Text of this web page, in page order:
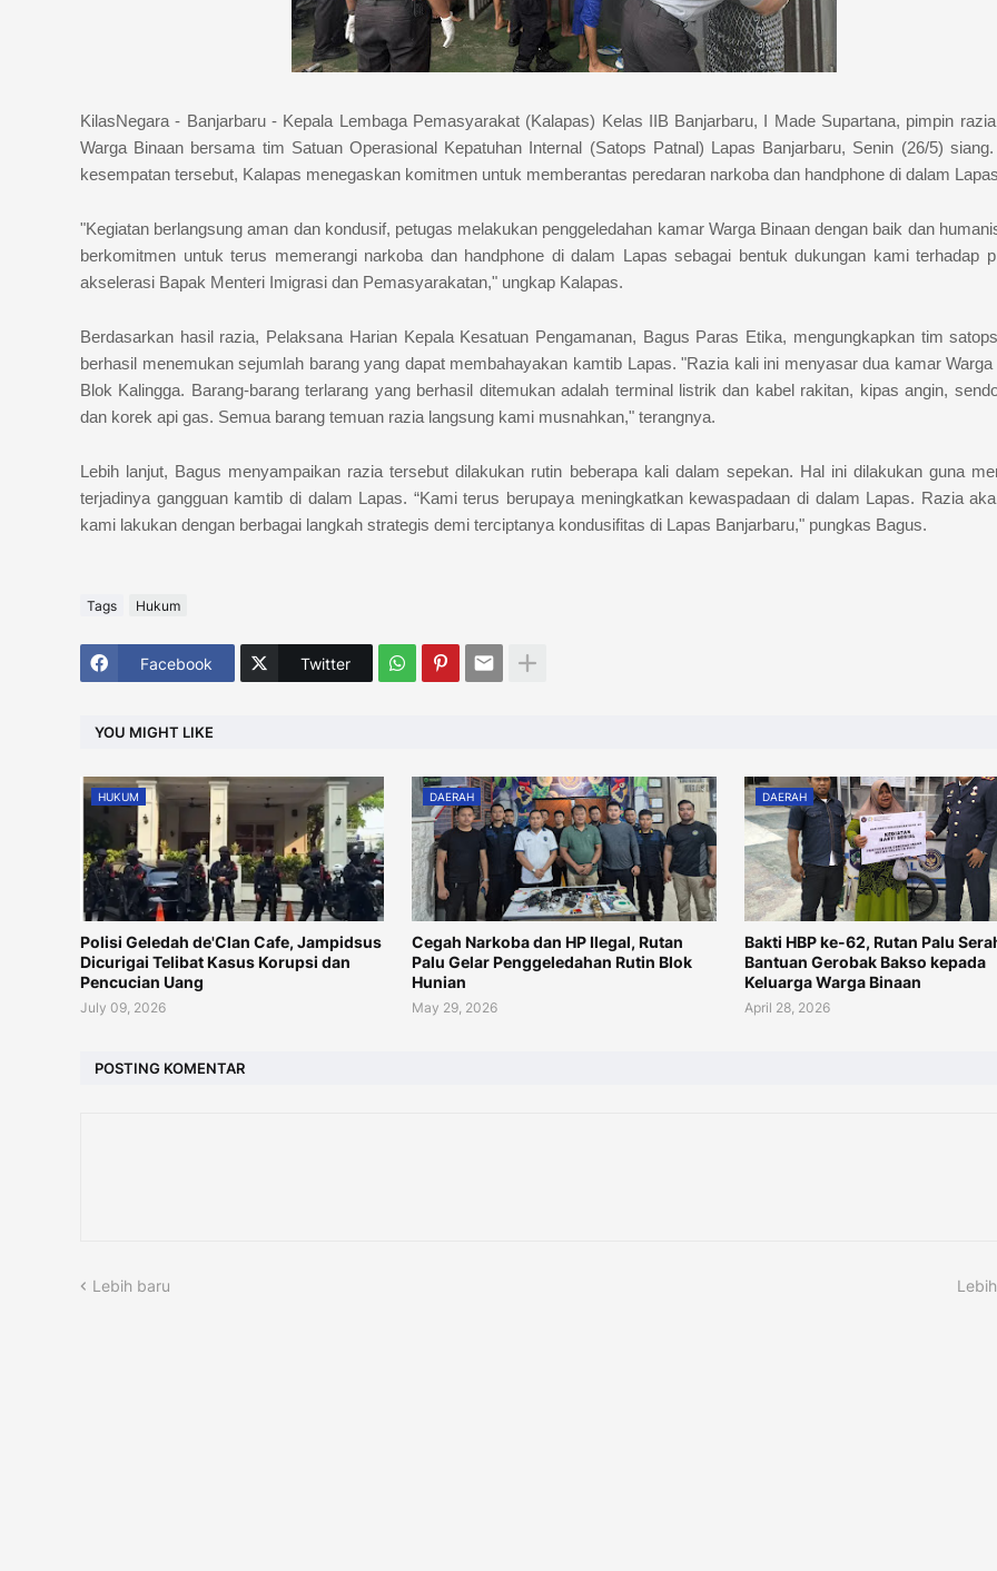
KilasNegara - Banjarbaru - Kepala Lembaga Pemasyarakat (Kalapas) Kelas IIB Banjarbaru, I Made Supartana, pimpin
Warga Binaan bersama tim Satuan Operasional Kepatuhan Internal (Satops Patnal) Lapas Banjarbaru, Senin (26/5)
kesempatan tersebut, Kalapas menegaskan komitmen untuk memberantas peredaran narkoba dan handphone di dalam
"Kegiatan berlangsung aman dan kondusif, petugas melakukan penggeledahan kamar Warga Binaan dengan baik dan
berkomitmen untuk terus memerangi narkoba dan handphone di dalam Lapas sebagai bentuk dukungan kami terhadap
akselerasi Bapak Menteri Imigrasi dan Pemasyarakatan," ungkap Kalapas.
Berdasarkan hasil razia, Pelaksana Harian Kepala Kesatuan Pengamanan, Bagus Paras Etika, mengungkapkan tim
berhasil menemukan sejumlah barang yang dapat membahayakan kamtib Lapas. "Razia kali ini menyasar dua kamar Warga
Blok Kalingga. Barang-barang terlarang yang berhasil ditemukan adalah terminal listrik dan kabel rakitan, kipas angin,
dan korek api gas. Semua barang temuan razia langsung kami musnahkan," terangnya.
Lebih lanjut, Bagus menyampaikan razia tersebut dilakukan rutin beberapa kali dalam sepekan. Hal ini dilakukan guna
terjadinya gangguan kamtib di dalam Lapas. “Kami terus berupaya meningkatkan kewaspadaan di dalam Lapas. Razia
kami lakukan dengan berbagai langkah strategis demi terciptanya kondusifitas di Lapas Banjarbaru," pungkas Bagus.
Tags Hukum
Facebook Twitter
YOU MIGHT LIKE
HUKUM
Polisi Geledah de'Clan Cafe, Jampidsus
Dicurigai Telibat Kasus Korupsi dan
Pencucian Uang
July 09, 2026
DAERAH
Cegah Narkoba dan HP Ilegal, Rutan
Palu Gelar Penggeledahan Rutin Blok
Hunian
May 29, 2026
DAERAH
Bakti HBP ke-62, Rutan Palu
Bantuan Gerobak Bakso kepada
Keluarga Warga Binaan
April 28, 2026
POSTING KOMENTAR
Lebih baru